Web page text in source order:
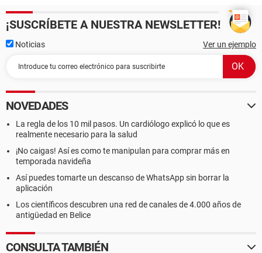
¡SUSCRÍBETE A NUESTRA NEWSLETTER!
Noticias Ver un ejemplo
NOVEDADES
La regla de los 10 mil pasos. Un cardiólogo explicó lo que es
realmente necesario para la salud
¡No caigas! Así es como te manipulan para comprar más en
temporada navideña
Así puedes tomarte un descanso de WhatsApp sin borrar la
aplicación
Los científicos descubren una red de canales de 4.000 años de
antigüedad en Belice
CONSULTA TAMBIÉN